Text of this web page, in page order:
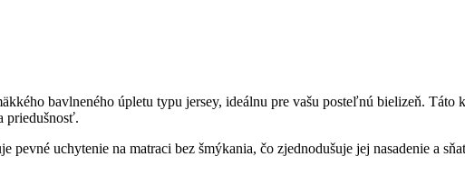
bavlneného úpletu typu jersey, ideálnu pre vašu posteľnú bielizeň.
priedušnosť.
pevné uchytenie na matraci bez šmýkania, čo zjednodušuje jej nasadenie a